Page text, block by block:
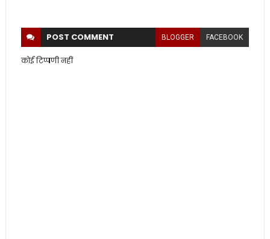
POST COMMENT BLOGGER FACEBOOK
कोई टिप्पणी नहीं